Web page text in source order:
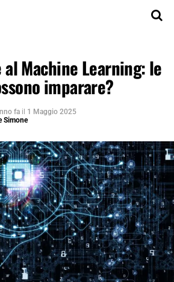
Machine Learning: le
imparare?
fa il 1 Maggio 2025
Simone